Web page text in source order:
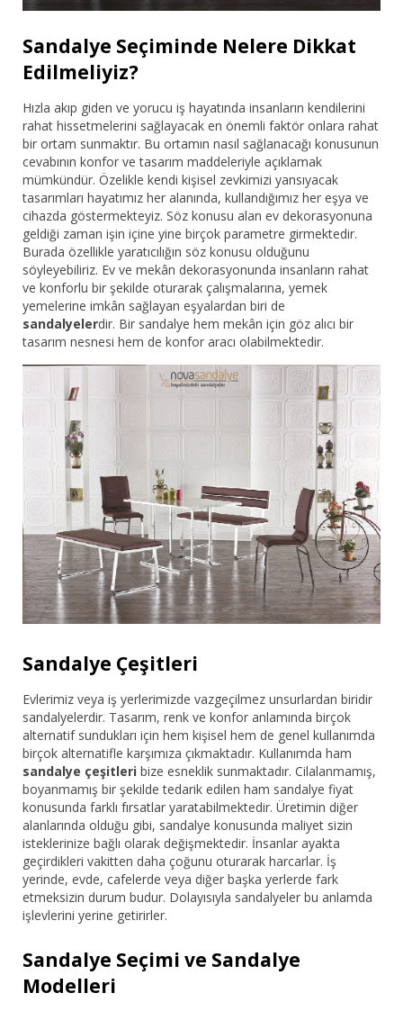
Restaurant Sandalyesi
Plastik Sandalye
Dış Mekan Sandalyeler
Masalar
Sandalye Seçiminde Nelere Dikkat
Edilmeliyiz?
Hızla akıp giden ve yorucu iş hayatında insanların kendilerini
rahat hissetmelerini sağlayacak en önemli faktör onlara rahat
bir ortam sunmaktır. Bu ortamın nasıl sağlanacağı konusunun
cevabının konfor ve tasarım maddeleriyle açıklamak
mümkündür. Özelikle kendi kişisel zevkimizi yansıyacak
tasarımları hayatımız her alanında, kullandığımız her eşya ve
cihazda göstermekteyiz. Söz konusu alan ev dekorasyonuna
geldiği zaman işin içine yine birçok parametre girmektedir.
Burada özellikle yaratıcılığın söz konusu olduğunu
söyleyebiliriz. Ev ve mekân dekorasyonunda insanların rahat
ve konforlu bir şekilde oturarak çalışmalarına, yemek
yemelerine imkân sağlayan eşyalardan biri de
sandalyelerdir. Bir sandalye hem mekân için göz alıcı bir
tasarım nesnesi hem de konfor aracı olabilmektedir.
Sandalye Çeşitleri
Evlerimiz veya iş yerlerimizde vazgeçilmez unsurlardan biridir
sandalyelerdir. Tasarım, renk ve konfor anlamında birçok
alternatif sundukları için hem kişisel hem de genel kullanımda
birçok alternatifle karşımıza çıkmaktadır. Kullanımda ham
sandalye çeşitleri bize esneklik sunmaktadır. Cilalanmamış,
boyanmamış bir şekilde tedarik edilen ham sandalye fiyat
konusunda farklı fırsatlar yaratabilmektedir. Üretimin diğer
alanlarında olduğu gibi, sandalye konusunda maliyet sizin
isteklerinize bağlı olarak değişmektedir. İnsanlar ayakta
geçirdikleri vakitten daha çoğunu oturarak harcarlar. İş
yerinde, evde, cafelerde veya diğer başka yerlerde fark
etmeksizin durum budur. Dolayısıyla sandalyeler bu anlamda
işlevlerini yerine getirirler.
Sandalye Seçimi ve Sandalye
Modelleri